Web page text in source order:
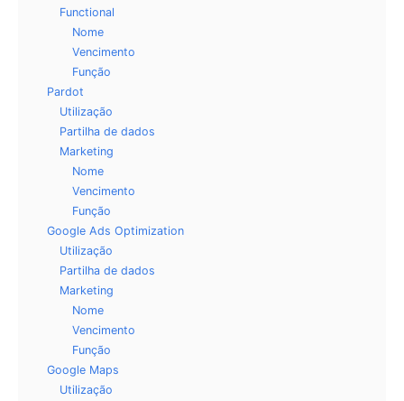
Functional
Nome
Vencimento
Função
Pardot
Utilização
Partilha de dados
Marketing
Nome
Vencimento
Função
Google Ads Optimization
Utilização
Partilha de dados
Marketing
Nome
Vencimento
Função
Google Maps
Utilização